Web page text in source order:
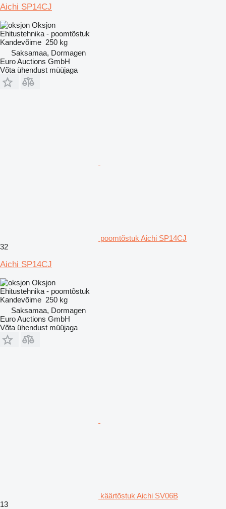
Aichi SP14CJ
Oksjon
Ehitustehnika - poomtõstuk
Kandevõime 250 kg
Saksamaa, Dormagen
Euro Auctions GmbH
Võta ühendust müüjaga
poomtõstuk Aichi SP14CJ
32
Aichi SP14CJ
Oksjon
Ehitustehnika - poomtõstuk
Kandevõime 250 kg
Saksamaa, Dormagen
Euro Auctions GmbH
Võta ühendust müüjaga
käärtõstuk Aichi SV06B
13